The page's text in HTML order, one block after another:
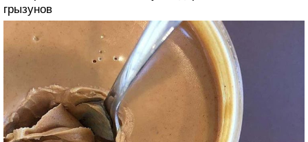
грызунов